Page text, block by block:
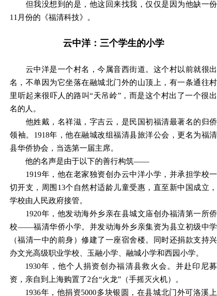
但我没想到的是，他这回来找我，仅仅是因为他缺一份
11月份的《福清科技》。
云中洋：三个学生的小学
云中洋是一个村名，今属音西街道。这个村以前就很出
名，不单因为它坐落在融城北门外的山顶上，有一条通往村
里听起来很吓人的路叫“天吊岭”，而是这个村出了一个很出
名的人。
他姓戴，名祥滋，字吉云，是民国初福清最著名的归侨
领袖。 1918年，他在融城改组福清县旅洋公会，更名为福清
县华侨协会，当选第一届主席。
他的名声是由于以下的善行构筑——
1919年，他在老家独资创办云中洋小学，并承担学校一
切开支，周围13个自然村适龄儿童受惠，直至新中国成立，
学校由人民政府接管。
1920年，他发动海外乡亲在县城文庙创办福清第一所侨
校——福清华侨小学。并发动海外乡亲集资为县立初级中学
（福清一中的前身）修建了一座宿舍楼。同时还捐款支持兴
办文光高级职业学校、玉融小学、融城小学和西园小学。
1930年，他个人捐资创办福清县救火会。并赴印尼募
资，亲自到上海购置了2台“火龙”（手摇灭火机）。
1936年，他捐资5000多块银圆，在县城北门外可洛溪上